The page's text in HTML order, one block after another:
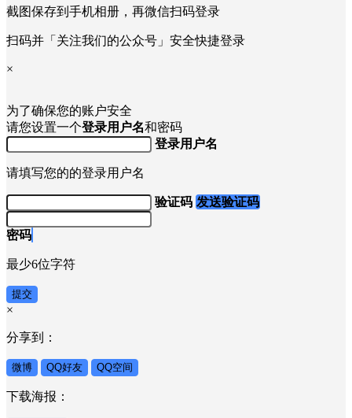
截图保存到手机相册，再微信扫码登录
扫码并「关注我们的公众号」安全快捷登录
×
为了确保您的账户安全
请您设置一个登录用户名和密码
登录用户名
请填写您的的登录用户名
验证码 发送验证码
密码
最少6位字符
提交
×
分享到：
微博 QQ好友 QQ空间
下载海报：